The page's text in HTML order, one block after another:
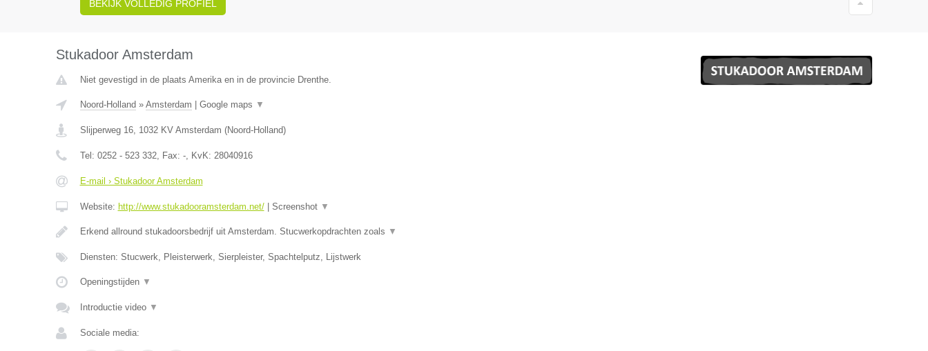
BEKIJK VOLLEDIG PROFIEL
Stukadoor Amsterdam
Niet gevestigd in de plaats Amerika en in de provincie Drenthe.
Noord-Holland » Amsterdam Google maps ▼
Slijperweg 16, 1032 KV Amsterdam (Noord-Holland)
Tel: 0252 - 523 332, Fax: -, KvK: 28040916
E-mail › Stukadoor Amsterdam
Website: http://www.stukadooramsterdam.net/| Screenshot ▼
Erkend allround stukadoorsbedrijf uit Amsterdam. Stucwerkopdrachten zoals ▼
Diensten: Stucwerk, Pleisterwerk, Sierpleister, Spachtelputz, Lijstwerk
Openingstijden ▼
Introductie video ▼
Sociale media: